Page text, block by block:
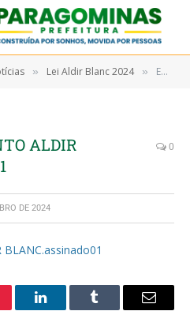
» Lei Aldir Blanc 2024 » EDITAL 01 FOMENTO ALDIR BLANC.assinado01
ALDIR
0
DE 2024
LinkedInTumblr Email